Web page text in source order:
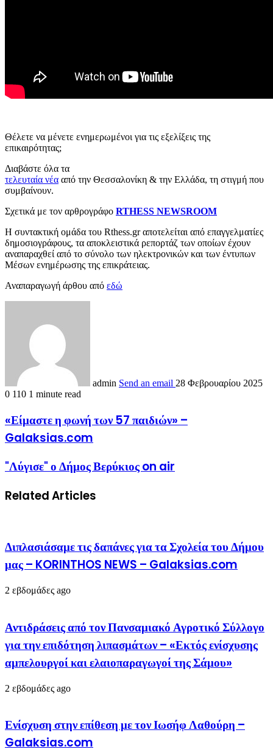
Θέλετε να μένετε ενημερωμένοι για τις εξελίξεις της
επικαιρότητας;
Διαβάστε όλα τα
τελευταία νέα από την Θεσσαλονίκη & την Ελλάδα, τη στιγμή που
συμβαίνουν.
Σχετικά με τον αρθρογράφο RTHESS NEWSROOM
Η συντακτική ομάδα του Rthess.gr αποτελείται από επαγγελματίες
δημοσιογράφους, τα αποκλειστικά ρεπορτάζ των οποίων έχουν
αναπαραχθεί από το σύνολο των ηλεκτρονικών και των έντυπων
Μέσων ενημέρωσης της επικράτειας.
Αναπαραγωγή άρθου από εδώ
admin Send an email 28 Φεβρουαρίου 2025
0 110 1 minute read
«Είμαστε η φωνή των 57 παιδιών» –
Galaksias.com
"Λύγισε" ο Δήμος Βερύκιος on air
Related Articles
Διπλασιάσαμε τις δαπάνες για τα Σχολεία του Δήμου
μας – KORINTHOS NEWS – Galaksias.com
2 εβδομάδες ago
Αντιδράσεις από τον Πανσαμιακό Αγροτικό Σύλλογο
για την επιδότηση λιπασμάτων – «Εκτός ενίσχυσης
αμπελουργοί και ελαιοπαραγωγοί της Σάμου»
2 εβδομάδες ago
Ενίσχυση στην επίθεση με τον Ιωσήφ Λαθούρη –
Galaksias.com